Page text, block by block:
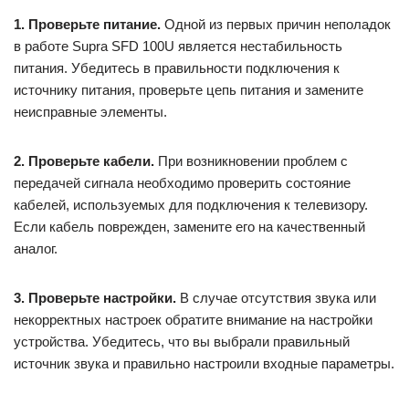
1. Проверьте питание. Одной из первых причин неполадок
в работе Supra SFD 100U является нестабильность
питания. Убедитесь в правильности подключения к
источнику питания, проверьте цепь питания и замените
неисправные элементы.
2. Проверьте кабели. При возникновении проблем с
передачей сигнала необходимо проверить состояние
кабелей, используемых для подключения к телевизору.
Если кабель поврежден, замените его на качественный
аналог.
3. Проверьте настройки. В случае отсутствия звука или
некорректных настроек обратите внимание на настройки
устройства. Убедитесь, что вы выбрали правильный
источник звука и правильно настроили входные параметры.